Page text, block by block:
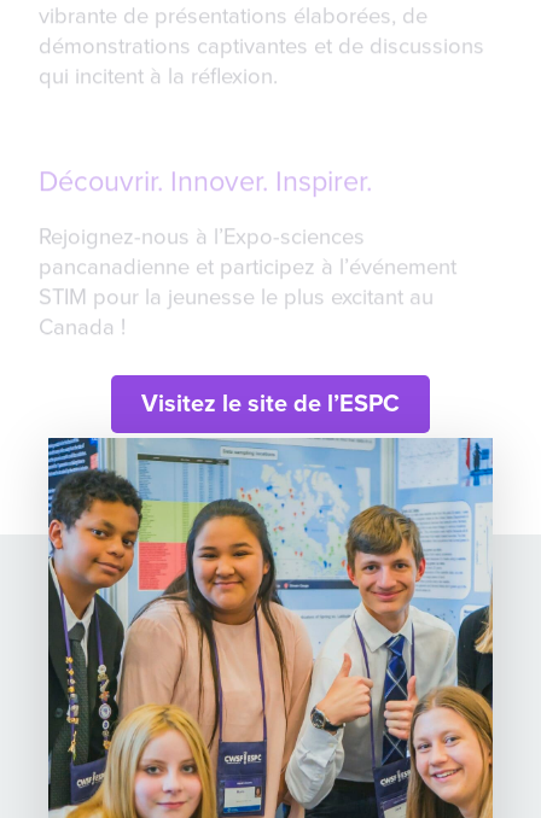
vibrante de présentations élaborées, de
démonstrations captivantes et de discussions
qui incitent à la réflexion.
Découvrir. Innover. Inspirer.
Rejoignez-nous à l’Expo-sciences
pancanadienne et participez à l’événement
STIM pour la jeunesse le plus excitant au
Canada !
Visitez le site de l’ESPC